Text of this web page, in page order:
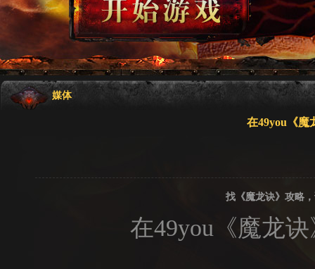
媒体
在49you《魔
找《魔龙诀》攻略
在49you 《魔龙